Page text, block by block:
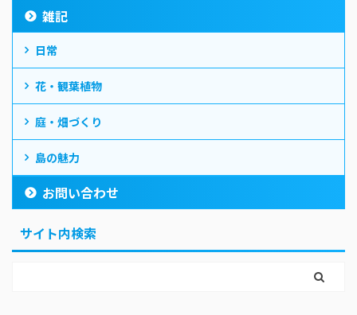
雑記
日常
花・観葉植物
庭・畑づくり
島の魅力
お問い合わせ
サイト内検索